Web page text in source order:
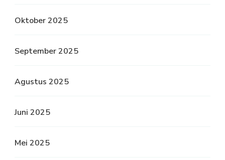
Oktober 2025
September 2025
Agustus 2025
Juni 2025
Mei 2025